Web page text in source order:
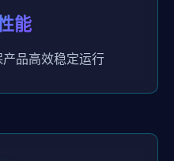
能
品高效稳定运行